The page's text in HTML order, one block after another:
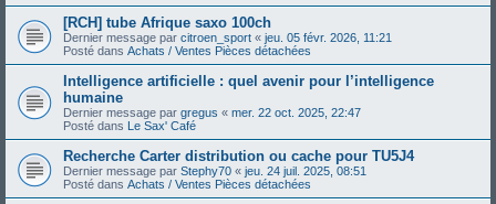
[RCH] tube Afrique saxo 100ch
Dernier message par citroen_sport « jeu. 05 févr. 2026, 11:21
Posté dans Achats / Ventes Pièces détachées
Intelligence artificielle : quel avenir pour l’intelligence
humaine
Dernier message par gregus « mer. 22 oct. 2025, 22:47
Posté dans Le Sax' Café
Recherche Carter distribution ou cache pour TU5J4
Dernier message par Stephy70 « jeu. 24 juil. 2025, 08:51
Posté dans Achats / Ventes Pièces détachées